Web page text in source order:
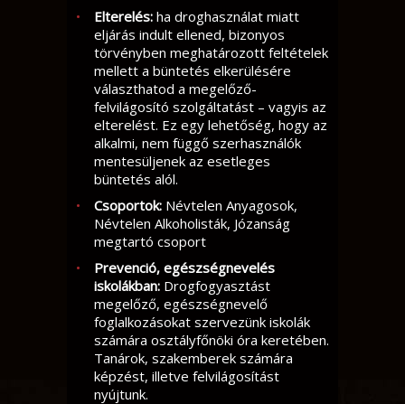
Elterelés: ha droghasználat miatt
eljárás indult ellened, bizonyos
törvényben meghatározott feltételek
mellett a büntetés elkerülésére
választhatod a megelőző-
felvilágosító szolgáltatást – vagyis az
elterelést. Ez egy lehetőség, hogy az
alkalmi, nem függő szerhasználók
mentesüljenek az esetleges
büntetés alól.
Csoportok: Névtelen Anyagosok,
Névtelen Alkoholisták, Józanság
megtartó csoport
Prevenció, egészségnevelés
iskolákban: Drogfogyasztást
megelőző, egészségnevelő
foglalkozásokat szervezünk iskolák
számára osztályfőnöki óra keretében.
Tanárok, szakemberek számára
képzést, illetve felvilágosítást
nyújtunk.